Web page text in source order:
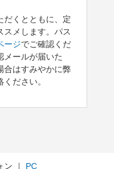
だくとともに、定
スメします。パス
ージでご確認くだ
メールが届いた
合はすみやかに弊
ださい。
｜ PC